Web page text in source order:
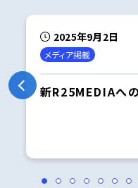
2025年9月2日
メディア掲載
新R25MEDIAへ